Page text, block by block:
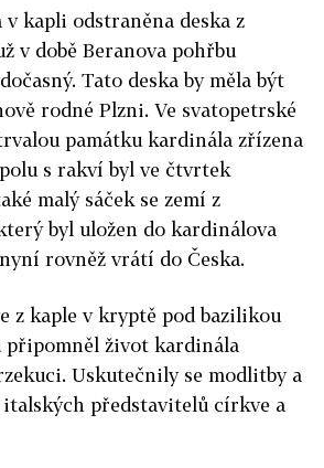
v kapli odstraněna deska z
v době Beranova pohřbu
Tato deska by měla být
rodné Plzni. Ve svatopetrské
památku kardinála zřízena
s rakví byl ve čtvrtek
malý sáček se zemí z
byl uložen do kardinálova
rovněž vrátí do Česka.
z kaple v kryptě pod bazilikou
připomněl život kardinála
Uskutečnily se modlitby a
představitelů církve a